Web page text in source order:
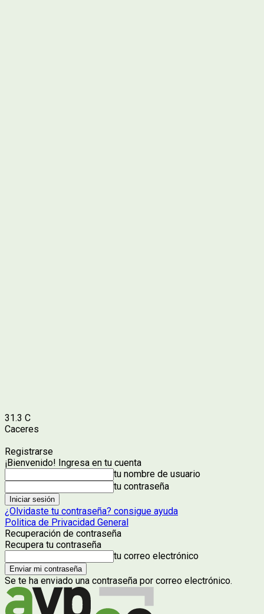
31.3 C
Caceres
Registrarse
¡Bienvenido! Ingresa en tu cuenta
tu nombre de usuario
tu contraseña
¿Olvidaste tu contraseña? consigue ayuda
Politica de Privacidad General
Recuperación de contraseña
Recupera tu contraseña
tu correo electrónico
Se te ha enviado una contraseña por correo electrónico.